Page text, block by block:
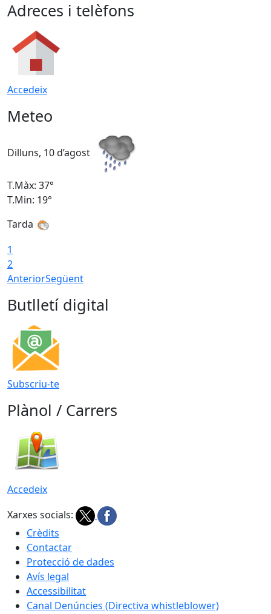
Adreces i telèfons
Accedeix
Meteo
Dilluns, 10 d’agost
T.Màx: 37°
T.Min: 19°
Tarda
1
2
AnteriorSegüent
Butlletí digital
Subscriu-te
Plànol / Carrers
Accedeix
Xarxes socials:
Crèdits
Contactar
Protecció de dades
Avís legal
Accessibilitat
Canal Denúncies (Directiva whistleblower)